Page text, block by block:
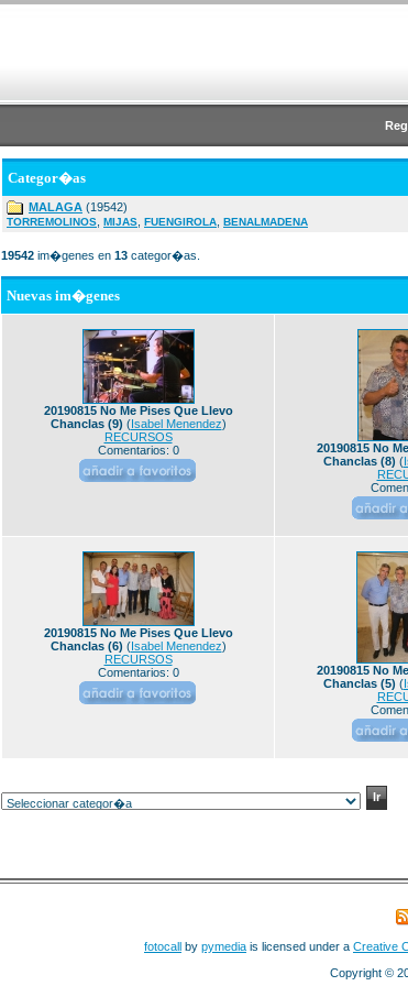
Categor�as
MALAGA (19542)
TORREMOLINOS MIJAS FUENGIROLA BENALMADENA
19542 im�genes en 13 categor�as.
Nuevas im�genes
20190815 No Me Pises Que Llevo
Chanclas (9) (Isabel Menendez)
RECURSOS
Comentarios: 0
20190815 No
Chanclas (8) (
20190815 No Me Pises Que Llevo
Chanclas (6) (Isabel Menendez)
RECURSOS
Comentarios: 0
20190815 No
Chanclas (5) (
fotocall by pymedia is licensed under a Creative
Copyright ©